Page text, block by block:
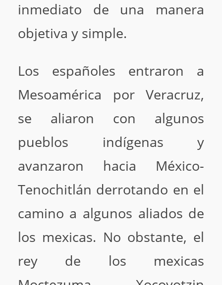
inmediato de una manera
objetiva y simple.
Los españoles entraron a
Mesoamérica por Veracruz,
se aliaron con algunos
pueblos indígenas y
avanzaron hacia México-
Tenochitlán derrotando en el
camino a algunos aliados de
los mexicas. No obstante, el
rey de los mexicas